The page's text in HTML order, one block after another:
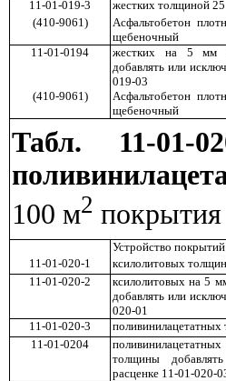
11-01-019-3 жестких толщиной
(410-9061)
Асфальтобетон
щебеночный
11-01-0194
жестких на 5 мм
добавлять или
019-03
(410-9061)
Асфальтобетон
щебеночный
Табл. 11-01-
100 м2 покрытия
Устройство
11-01-020-1
ксилолитовых
11-01-020-2
ксилолитовых на 5
добавлять или
020-01
11-01-020-3
11-01-0204
толщины
расценке 11-01-020-